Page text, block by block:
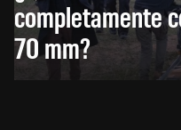
completamente
70 mm?